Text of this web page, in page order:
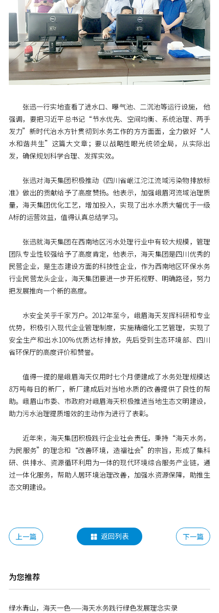
张迅一行实地查看了进水口、曝气池、二沉池等运行设施， 他
强调，要把习近平总书记“节水优先、空间均衡、系统治理、两手
发力”新时代治水方针贯彻到水务工作的方方面面，全力做好“人
水和谐共生”这篇大文章；要以战略性眼光统领全局，从实际出
发，确保规划科学合理、发挥实效。
张迅对海天集团积极推动《四川省岷江沱江流域污染物排放标
准》做出的贡献给予了高度赞扬。他表示，加强峨眉河流域治理质
量，海天集团优化工艺，增加投入，实现了出水水质大幅优于一级
A标的运营效益，值得认真总结学习。
张迅就海天集团在西南地区污水处理行业中有较大规模，管理
团队专业性较强给予了高度肯定，他表示，海天集团是四川优秀的
民营企业，是生态建设方面的科技性企业，作为西南地区环保水务
行业民营龙头企业，海天集团要进一步开拓视野、明确路径，努力
把发展推向一个新的高度。
水安全关乎千家万户。2012年至今，峨眉海天发挥科研和专业
优势，积极引入现代企业管理制度，实施精细化工艺管理，实现了
安全生产和出水100%优质达标排放，先后受到生态环境部、四川
省环保厅的高度评价和赞誉。
值得一提的是峨眉海天仅用时七个月便建成了水务处理规模达
8万吨每日的新厂，新厂建成后对当地水质的改善提供了良性的帮
助。峨眉山市委、市政府对峨眉海天积极推进当地生态文明建设，
助力污水治理提质增效的主动作为进行了表彰。
近年来，海天集团积极践行企业社会责任，秉持“海天水务，
为民服务”的理念和“改善环境，造福社会”的宗旨，形成了集科
研、供排水、资源循环利用为一体的现代环境综合服务产业链，通
过一体化服务，帮助人居环境治理改善，加强水资源保障，助推生
态文明建设。
上一篇  返回列表 下一篇
为您推荐
绿水青山，海天一色——海天水务践行绿色发展理念实录